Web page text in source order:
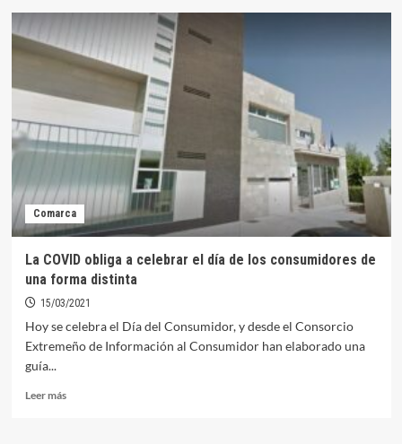
El
Consorcio
Extremeño
de
Información
al
Consumidor
abre
una
sobre
hábitos
de
actuales
Comarca
La COVID obliga a celebrar el día de los consumidores de
una forma distinta
15/03/2021
Hoy se celebra el Día del Consumidor, y desde el Consorcio
Extremeño de Información al Consumidor han elaborado una
guía...
Leer másLeer